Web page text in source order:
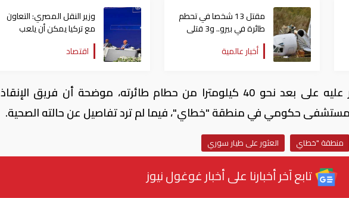
مقتل 13 شخصا في تحطم
طائرة في بيرو.. و3 قتلى
في انفجار وسط موسكو
أخبار عالمية
وزير النقل المصري: التعاون
مع تركيا يمكن أن يلعب
دوراً في التنمية بمنطقتنا
اقتصاد
وأضافت الوكالة أن الطيار عُثر عليه على بعد نحو 40 كيلومترا من حطام طائرته، موضحة أن فريق الإنقاذ
لمستشفى حكومي في منطقة "خطاي"، فيما لم ترد تفاصيل عن حالته الصحية.
منطقة "خطاي العثور على طيار سوري
تابع آخر أخبارنا على أخبار غوغول نيوز